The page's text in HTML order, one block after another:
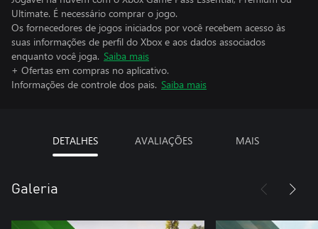
Ultimate. É necessário comprar o jogo.
Os fornecedores de jogos iniciados por você recebem acesso às
suas informações de perfil do Xbox e aos dados associados
enquanto você joga. Saiba mais
+ Ofertas em compras no aplicativo.
Informações de controle dos pais. Saiba mais
DETALHES AVALIAÇÕES MAIS
Galeria